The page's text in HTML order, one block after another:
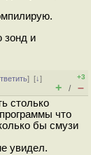
зонд и
][↓]
+3
+ / –
столько
что
бы смузи
увидел.